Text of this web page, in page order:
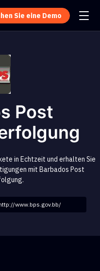
Sie eine Demo
Post
in Echtzeit und erhalten Sie
mit Barbados Post
www.bps.gov.bb/